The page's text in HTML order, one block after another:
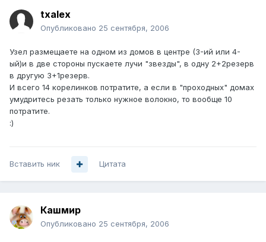
txalex
Опубликовано 25 сентября, 2006
Узел размещаете на одном из домов в центре (3-ий или 4-
ый)и в две стороны пускаете лучи "звезды", в одну 2+2резерв
в другую 3+1резерв.
И всего 14 корелинков потратите, а если в "проходных" домах
умудритесь резать только нужное волокно, то вообще 10
потратите.
:)
Вставить ник Цитата
Кашмир
Опубликовано 25 сентября, 2006